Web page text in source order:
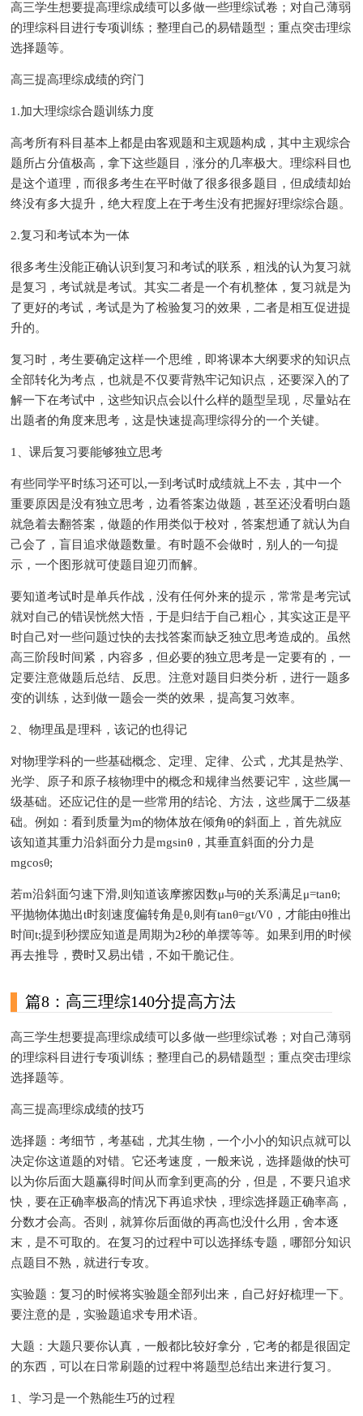
高三学生想要提高理综成绩可以多做一些理综试卷；对自己薄弱
的理综科目进行专项训练；整理自己的易错题型；重点突击理综
选择题等。
高三提高理综成绩的窍门
1.加大理综综合题训练力度
高考所有科目基本上都是由客观题和主观题构成，其中主观综合
题所占分值极高，拿下这些题目，涨分的几率极大。理综科目也
是这个道理，而很多考生在平时做了很多很多题目，但成绩却始
终没有多大提升，绝大程度上在于考生没有把握好理综综合题。
2.复习和考试本为一体
很多考生没能正确认识到复习和考试的联系，粗浅的认为复习就
是复习，考试就是考试。其实二者是一个有机整体，复习就是为
了更好的考试，考试是为了检验复习的效果，二者是相互促进提
升的。
复习时，考生要确定这样一个思维，即将课本大纲要求的知识点
全部转化为考点，也就是不仅要背熟牢记知识点，还要深入的了
解一下在考试中，这些知识点会以什么样的题型呈现，尽量站在
出题者的角度来思考，这是快速提高理综得分的一个关键。
1、课后复习要能够独立思考
有些同学平时练习还可以,一到考试时成绩就上不去，其中一个
重要原因是没有独立思考，边看答案边做题，甚至还没看明白题
就急着去翻答案，做题的作用类似于校对，答案想通了就认为自
己会了，盲目追求做题数量。有时题不会做时，别人的一句提
示，一个图形就可使题目迎刃而解。
要知道考试时是单兵作战，没有任何外来的提示，常常是考完试
就对自己的错误恍然大悟，于是归结于自己粗心，其实这正是平
时自己对一些问题过快的去找答案而缺乏独立思考造成的。虽然
高三阶段时间紧，内容多，但必要的独立思考是一定要有的，一
定要注意做题后总结、反思。注意对题目归类分析，进行一题多
变的训练，达到做一题会一类的效果，提高复习效率。
2、物理虽是理科，该记的也得记
对物理学科的一些基础概念、定理、定律、公式，尤其是热学、
光学、原子和原子核物理中的概念和规律当然要记牢，这些属一
级基础。还应记住的是一些常用的结论、方法，这些属于二级基
础。例如：看到质量为m的物体放在倾角θ的斜面上，首先就应
该知道其重力沿斜面分力是mgsinθ，其垂直斜面的分力是
mgcosθ;
若m沿斜面匀速下滑,则知道该摩擦因数μ与θ的关系满足μ=tanθ;
平抛物体抛出t时刻速度偏转角是θ,则有tanθ=gt/V0，才能由θ推出
时间t;提到秒摆应知道是周期为2秒的单摆等等。如果到用的时候
再去推导，费时又易出错，不如干脆记住。
篇8：高三理综140分提高方法
高三学生想要提高理综成绩可以多做一些理综试卷；对自己薄弱
的理综科目进行专项训练；整理自己的易错题型；重点突击理综
选择题等。
高三提高理综成绩的技巧
选择题：考细节，考基础，尤其生物，一个小小的知识点就可以
决定你这道题的对错。它还考速度，一般来说，选择题做的快可
以为你后面大题赢得时间从而拿到更高的分，但是，不要只追求
快，要在正确率极高的情况下再追求快，理综选择题正确率高，
分数才会高。否则，就算你后面做的再高也没什么用，舍本逐
末，是不可取的。在复习的过程中可以选择练专题，哪部分知识
点题目不熟，就进行专攻。
实验题：复习的时候将实验题全部列出来，自己好好梳理一下。
要注意的是，实验题追求专用术语。
大题：大题只要你认真，一般都比较好拿分，它考的都是很固定
的东西，可以在日常刷题的过程中将题型总结出来进行复习。
1、学习是一个熟能生巧的过程